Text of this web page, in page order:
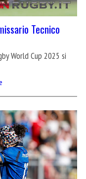
Tecnico
World Cup 2025 si